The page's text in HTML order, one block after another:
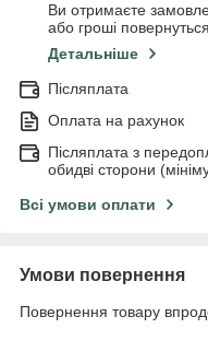
Ви отримаєте
або гроші
Детальніше
Післяплата
Оплата на рахунок
Післяплата з
обидві сторони
Всі умови оплати
Умови повернення
Повернення товару